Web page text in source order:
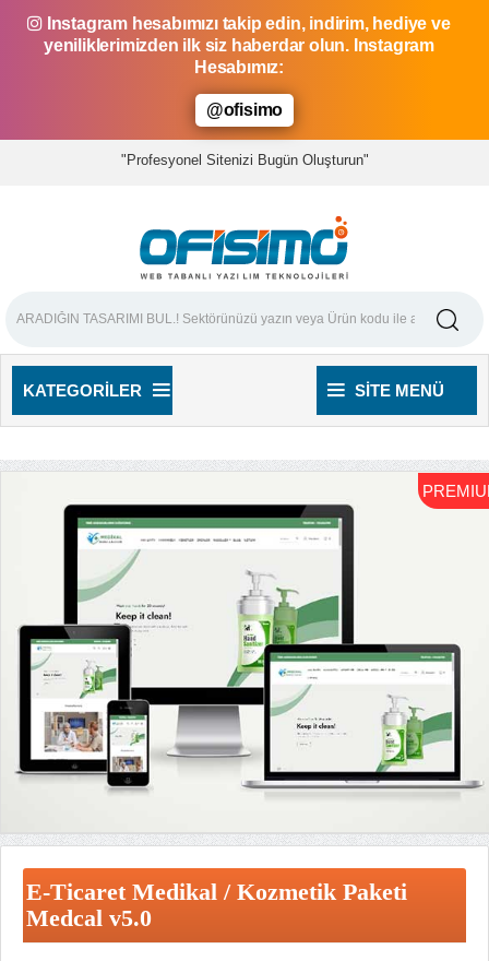
Instagram hesabımızı takip edin, indirim, hediye ve
yeniliklerimizden ilk siz haberdar olun. Instagram
Hesabımız:
@ofisimo
"Profesyonel Sitenizi Bugün Oluşturun"
KATEGORILER SITE MENÜ
E-Ticaret Medikal / Kozmetik Paketi
Medcal v5.0